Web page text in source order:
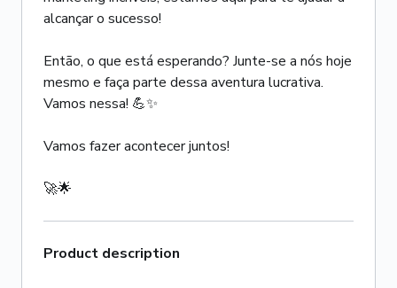
alcançar o sucesso!
Então, o que está esperando? Junte-se a nós hoje
mesmo e faça parte dessa aventura lucrativa.
Vamos nessa! 💪✨
Vamos fazer acontecer juntos!
🚀🌟
Product description